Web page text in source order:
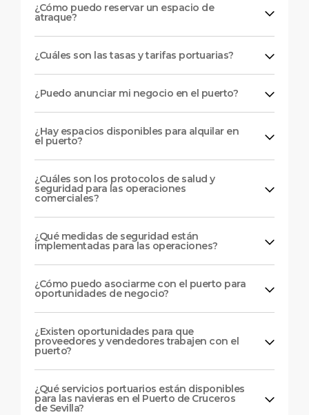
¿Cómo puedo reservar un espacio de
atraque?
¿Cuáles son las tasas y tarifas portuarias?
¿Puedo anunciar mi negocio en el puerto?
¿Hay espacios disponibles para alquilar en
el puerto?
¿Cuáles son los protocolos de salud y
seguridad para las operaciones
comerciales?
¿Qué medidas de seguridad están
implementadas para las operaciones?
¿Cómo puedo asociarme con el puerto para
oportunidades de negocio?
¿Existen oportunidades para que
proveedores y vendedores trabajen con el
puerto?
¿Qué servicios portuarios están disponibles
para las navieras en el Puerto de Cruceros
de Sevilla?